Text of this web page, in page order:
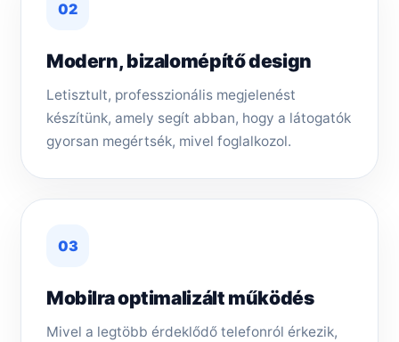
02
Modern, bizalomépítő design
Letisztult, professzionális megjelenést
készítünk, amely segít abban, hogy a látogatók
gyorsan megértsék, mivel foglalkozol.
03
Mobilra optimalizált működés
Mivel a legtöbb érdeklődő telefonról érkezik,